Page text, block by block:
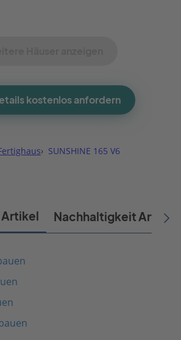
kostenlos anfordern
› SUNSHINE 165 V6
Nachhaltigkeit Artikel